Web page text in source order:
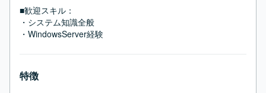
■歓迎スキル：
・システム知識全般
・WindowsServer経験
特徴